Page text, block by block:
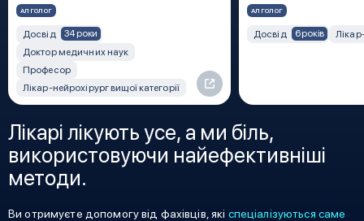
АЛГОЛОГ
Досвід
34 роки
Доктор медичних наук
Професор
Лікар-нейрохірург вищої категорії
АЛГОЛОГ
Досвід 6 років
Лікарі лікують усе, а ми біль,
використовуючи найефективніші
методи.
Ви отримуєте допомогу від фахівців, які спеціалізуються саме